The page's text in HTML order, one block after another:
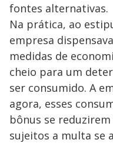
fontes alternativas.
Na prática, ao
empresa
medidas de
cheio para um
ser consumido. A
agora, esses
bônus se
sujeitos a multa se